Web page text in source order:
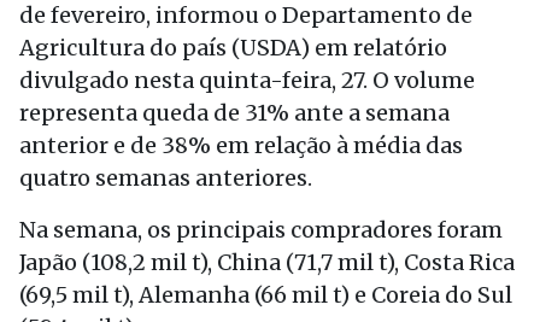
de fevereiro, informou o Departamento de
Agricultura do país (USDA) em relatório
divulgado nesta quinta-feira, 27. O volume
representa queda de 31% ante a semana
anterior e de 38% em relação à média das
quatro semanas anteriores.
Na semana, os principais compradores foram
Japão (108,2 mil t), China (71,7 mil t), Costa Rica
(69,5 mil t), Alemanha (66 mil t) e Coreia do Sul